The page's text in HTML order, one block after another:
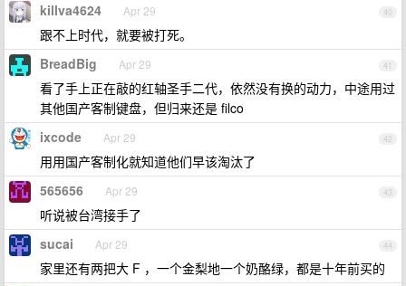
40
killva4624 Apr 29
跟不上时代，就要被打死。
41
BreadBig Apr 29
看了手上正在敲的红轴圣手二代，依然没有换的动力，中途用过
其他国产客制键盘，但归来还是 filco
42
ixcode Apr 29
用用国产客制化就知道他们早该淘汰了
43
565656 Apr 29
听说被台湾接手了
44
sucai Apr 29
家里还有两把大 F ，一个金梨地一个奶酪绿，都是十年前买的